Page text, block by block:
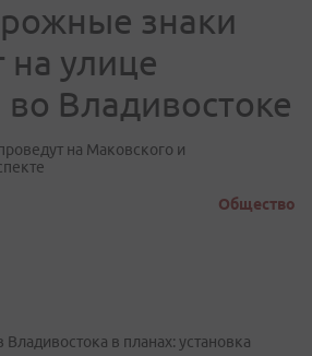
знаки
на улице
Владивостоке
на Маковского и
Общество
в планах: установка